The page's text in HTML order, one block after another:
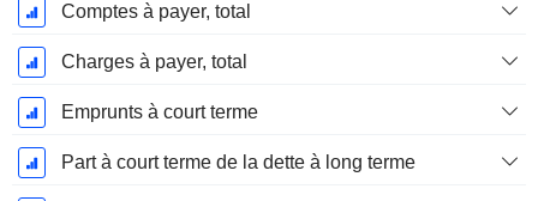
Comptes à payer, total
Charges à payer, total
Emprunts à court terme
Part à court terme de la dette à long terme